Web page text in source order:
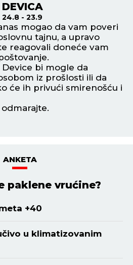
DEVICA
24.8 - 23.9
mogao da vam poveri
tajnu, a upravo
reagovali doneće vam
bi mogle da
iz prošlosti ili da
će ih privući smirenošću i
odmarajte.
ANKETA
paklene vrućine?
+40
u klimatizovanim